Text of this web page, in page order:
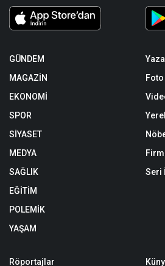
GÜNDEM
MAGAZİN
EKONOMİ
SPOR
SİYASET
MEDYA
SAĞLIK
EĞİTİM
POLEMİK
YAŞAM
Seri
Röportajlar